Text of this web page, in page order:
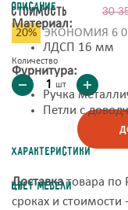
Стоимость 30
20% ЭКОНОМИЯ 6
Количество
шт
Доставкатовара по
сроках и
Описание
Материал:
ЛДСП 16 мм
Фурнитура:
Ручка
Петли с
Характеристики
Цвет мебели